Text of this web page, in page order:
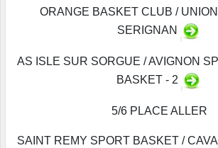
ORANGE BASKET CLUB /
SERIGNAN
AS ISLE SUR SORGUE / AVIGNON
BASKET - 2
5/6 PLACE ALLER
SAINT REMY SPORT BASKET /